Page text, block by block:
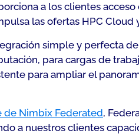
a los clientes
las ofertas HPC Cloud
simple y perfecta
para cargas de
para ampliar el
de Nimbix Federated,
a nuestros clientes